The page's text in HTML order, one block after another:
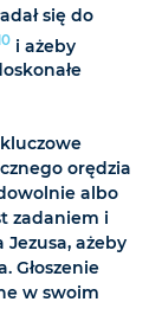
się do
i ażeby
orędzia
albo
zadaniem i
ażeby
Głoszenie
w swoim